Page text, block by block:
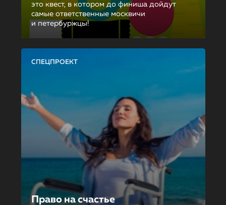
это квест, в котором до финиша дойдут
самые ответственные москвичи
и петербуржцы!
СПЕЦПРОЕКТ
Право на счастье